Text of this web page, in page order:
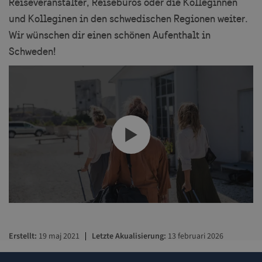
und Kolleginen in den schwedischen Regionen weiter.
Wir wünschen dir einen schönen Aufenthalt in
Schweden!
Erstellt 19 maj 2021 Letzte Akualisierung 13 februari 2026
player
.vimeo.com
.visitsweden.com
CookieScriptConsent
CookieScript
traveltrade.visitsweden.com